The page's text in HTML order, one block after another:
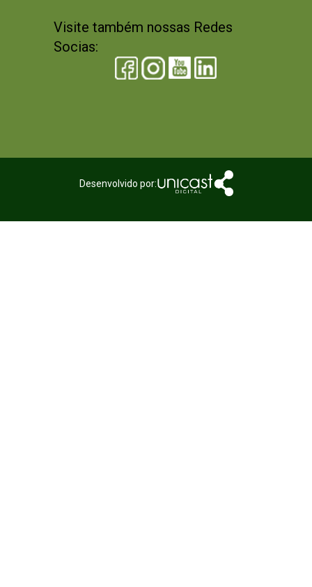
Visite também nossas Redes
Socias:
Desenvolvido por: